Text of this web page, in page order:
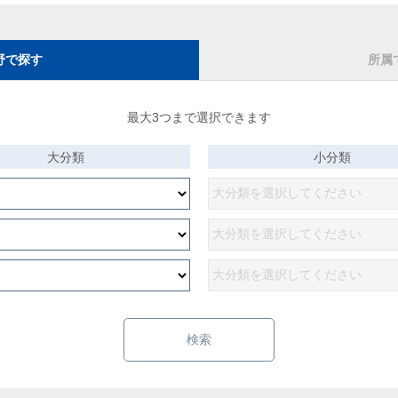
で探す 所属
最大3つまで選択できます
大分類 小分類
検索